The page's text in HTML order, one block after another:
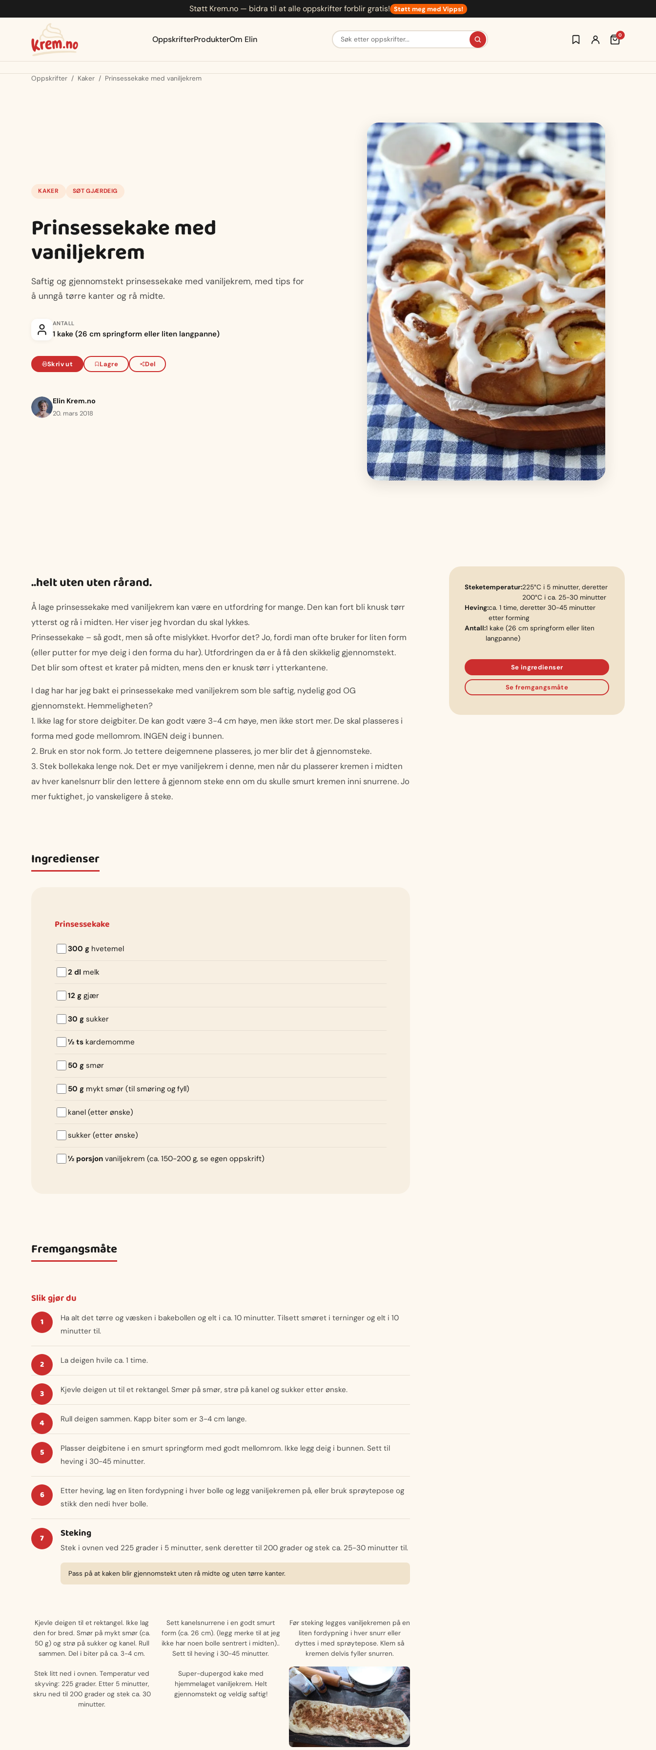
Støtt Krem.no — bidra til at alle oppskrifter forblir gratis! Støtt meg med Vipps!
OppskrifterProdukterOm Elin Søk etter oppskrifter 0
Oppskrifter / Kaker / Prinsessekake med vaniljekrem
KAKER SØT GJÆRDEIG
Prinsessekake med
vaniljekrem
Saftig og gjennomstekt prinsessekake med vaniljekrem, med tips for
å unngå tørre kanter og rå midte.
ANTALL
1 kake (26 cm springform eller liten langpanne)
Skriv ut Lagre Del
Elin Krem.no
20. mars 2018
..helt uten uten rårand.
Å lage prinsessekake med vaniljekrem kan være en utfordring for mange. Den kan fort bli knusk tørr
ytterst og rå i midten. Her viser jeg hvordan du skal lykkes.
Prinsessekake – så godt, men så ofte mislykket. Hvorfor det? Jo, fordi man ofte bruker for liten form
(eller putter for mye deig i den forma du har). Utfordringen da er å få den skikkelig gjennomstekt.
Det blir som oftest et krater på midten, mens den er knusk tørr i ytterkantene.
I dag har har jeg bakt ei prinsessekake med vaniljekrem som ble saftig, nydelig god OG
gjennomstekt. Hemmeligheten?
1. Ikke lag for store deigbiter. De kan godt være 3-4 cm høye, men ikke stort mer. De skal plasseres i
forma med gode mellomrom. INGEN deig i bunnen.
2. Bruk en stor nok form. Jo tettere deigemnene plasseres, jo mer blir det å gjennomsteke.
3. Stek bollekaka lenge nok. Det er mye vaniljekrem i denne, men når du plasserer kremen i midten
av hver kanelsnurr blir den lettere å gjennom steke enn om du skulle smurt kremen inni snurrene. Jo
mer fuktighet, jo vanskeligere å steke.
Ingredienser
Prinsessekake
300 g hvetemel
2 dl melk
12 g gjær
30 g sukker
½ ts kardemomme
50 g smør
50 g mykt smør (til smøring og fyll)
kanel (etter ønske)
sukker (etter ønske)
½ porsjon vaniljekrem (ca. 150-200 g, se egen oppskrift)
Fremgangsmåte
Slik gjør du
Ha alt det tørre og væsken i bakebollen og elt i ca. 10 minutter. Tilsett smøret i terninger og elt i 10
minutter til.
La deigen hvile ca. 1 time.
Kjevle deigen ut til et rektangel. Smør på smør, strø på kanel og sukker etter ønske.
Rull deigen sammen. Kapp biter som er 3-4 cm lange.
Plasser deigbitene i en smurt springform med godt mellomrom. Ikke legg deig i bunnen. Sett til
heving i 30-45 minutter.
Etter heving, lag en liten fordypning i hver bolle og legg vaniljekremen på, eller bruk sprøytepose og
stikk den nedi hver bolle.
Steking
Stek i ovnen ved 225 grader i 5 minutter, senk deretter til 200 grader og stek ca. 25-30 minutter til.
Pass på at kaken blir gjennomstekt uten rå midte og uten tørre kanter.
Kjevle deigen til et rektangel. Ikke lag
den for bred. Smør på mykt smør (ca.
50 g) og strø på sukker og kanel. Rull
sammen. Del i biter på ca. 3-4 cm.
Sett kanelsnurrene i en godt smurt
form (ca. 26 cm). (legg merke til at jeg
ikke har noen bolle sentrert i midten)..
Sett til heving i 30-45 minutter.
Før steking legges vaniljekremen på en
liten fordypning i hver snurr eller
dyttes i med sprøytepose. Klem så
kremen delvis fyller snurren.
Stek litt ned i ovnen. Temperatur ved
skyving: 225 grader. Etter 5 minutter,
skru ned til 200 grader og stek ca. 30
minutter.
Super-dupergod kake med
hjemmelaget vaniljekrem. Helt
gjennomstekt og veldig saftig!
Steketemperatur:225°C i 5 minutter, deretter
200°C i ca. 25-30 minutter
Heving:ca. 1 time, deretter 30-45 minutter
etter forming
Antall:1 kake (26 cm springform eller liten
langpanne)
Se ingredienser
Se fremgangsmåte